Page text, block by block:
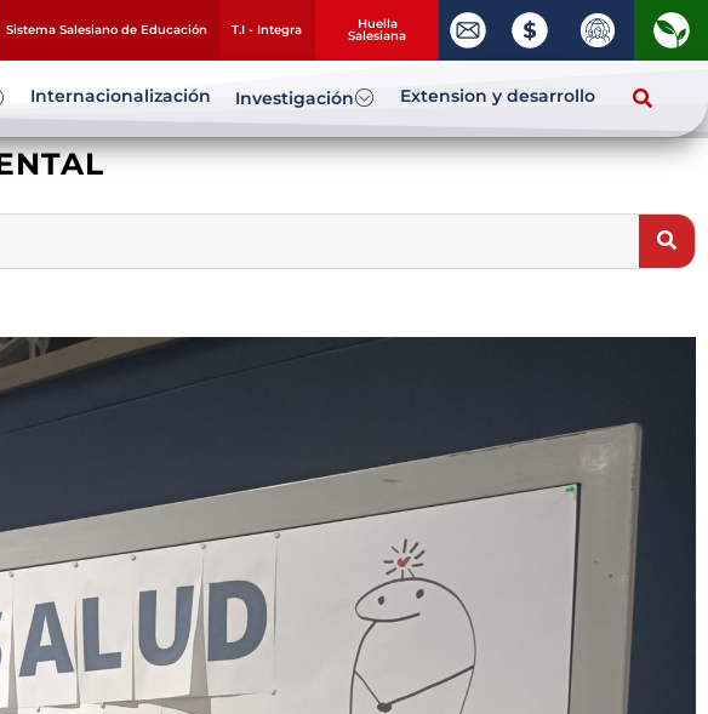
Sistema Salesiano de Educación T.I - Integra Huella
Salesiana
Internacionalización Investigación Extension y desarrollo